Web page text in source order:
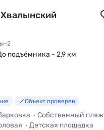
2
подъёмника - 2,9 км
Объект проверен
Собственный пляж
Детская площадка